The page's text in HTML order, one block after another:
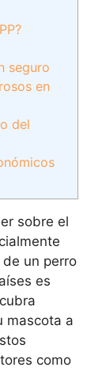
seguro
en
del
sobre el
de un perro
es
mascota a
como